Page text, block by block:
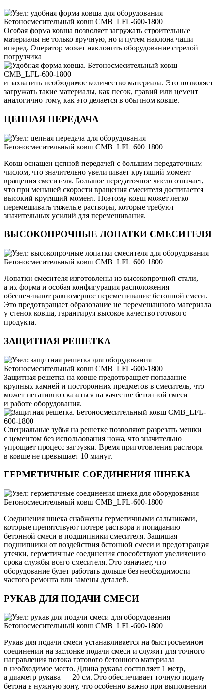
Особая форма ковша позволяет загружать строительные
материалы не только вручную, но и путем наклона чаши
вперед. Оператор может наклонить оборудование стрелой
погрузчика
и захватить необходимое количество материала. Это позволяет
загружать такие материалы, как песок, гравий или цемент
аналогично тому, как это делается в обычном ковше.
ЦЕПНАЯ ПЕРЕДАЧА
Ковш оснащен цепной передачей с большим передаточным
числом, что значительно увеличивает крутящий момент
вращения смесителя. Большое передаточное число означает,
что при меньшей скорости вращения смесителя достигается
высокий крутящий момент. Поэтому ковш может легко
перемешивать тяжелые растворы, которые требуют
значительных усилий для перемешивания.
ВЫСОКОПРОЧНЫЕ ЛОПАТКИ СМЕСИТЕЛЯ
Лопатки смесителя изготовлены из высокопрочной стали,
а их форма и особая конфигурация расположения
обеспечивают равномерное перемешивание бетонной смеси.
Это предотвращает образование не перемешанного материала
у стенок ковша, гарантируя высокое качество готового
продукта.
ЗАЩИТНАЯ РЕШЕТКА
Защитная решетка на ковше предотвращает попадание
крупных камней и посторонних предметов в смеситель, что
может негативно сказаться на качестве бетонной смеси
и работе оборудования.
Специальные зубья на решетке позволяют разрезать мешки
с цементом без использования ножа, что значительно
упрощает процесс загрузки. Время приготовления раствора
в ковше не превышает 10 минут.
ГЕРМЕТИЧНЫЕ СОЕДИНЕНИЯ ШНЕКА
Соединения шнека снабжены герметичными сальниками,
которые препятствуют потере раствора и попаданию
бетонной смеси в подшипники смесителя. Защищая
подшипники от воздействия бетонной смеси и предотвращая
утечки, герметичные соединения способствуют увеличению
срока службы всего смесителя. Это означает, что
оборудование будет работать дольше без необходимости
частого ремонта или замены деталей.
РУКАВ ДЛЯ ПОДАЧИ СМЕСИ
Рукав для подачи смеси устанавливается на быстросъемном
соединении на заслонке подачи смеси и служит для точного
направления потока готового бетонного материала
в необходимое место. Длина рукава составляет 1 метр,
а диаметр рукава — 20 см. Это обеспечивает точную подачу
бетона в нужную зону, что особенно важно при выполнении